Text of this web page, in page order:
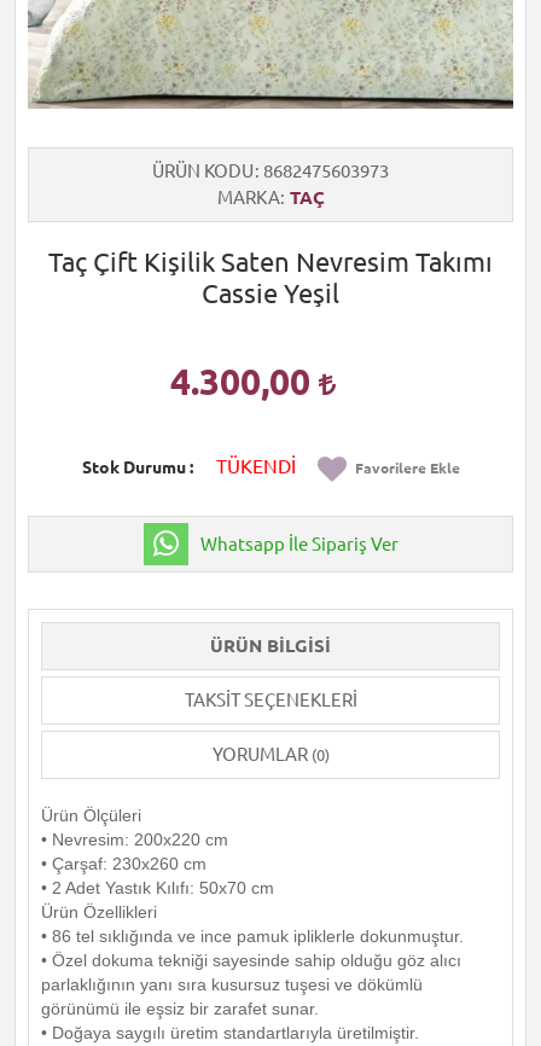
ÜRÜN KODU 8682475603973
MARKA TAÇ
Taç Çift Kişilik Saten Nevresim Takımı
Cassie Yeşil
4.300,00
Stok Durumu TÜKENDİ Favorilere Ekle
Whatsapp İle Sipariş Ver
ÜRÜN BILGISI
TAKSIT SEÇENEKLERI
YORUMLAR (0)
Ürün Ölçüleri
• Nevresim: 200x220 cm
• Çarşaf: 230x260 cm
• 2 Adet Yastık Kılıfı: 50x70 cm
Ürün Özellikleri
• 86 tel sıklığında ve ince pamuk ipliklerle dokunmuştur.
• Özel dokuma tekniği sayesinde sahip olduğu göz alıcı
parlaklığının yanı sıra kusursuz tuşesi ve dökümlü
görünümü ile eşsiz bir zarafet sunar.
• Doğaya saygılı üretim standartlarıyla üretilmiştir.